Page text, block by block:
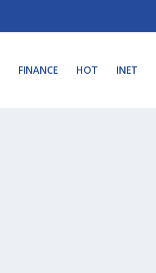
FINANCE HOT INET